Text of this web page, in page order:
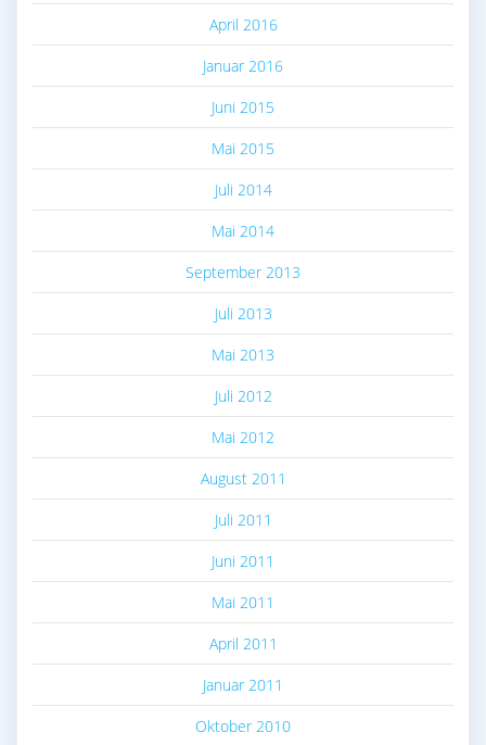
April 2016
Januar 2016
Juni 2015
Mai 2015
Juli 2014
Mai 2014
September 2013
Juli 2013
Mai 2013
Juli 2012
Mai 2012
August 2011
Juli 2011
Juni 2011
Mai 2011
April 2011
Januar 2011
Oktober 2010